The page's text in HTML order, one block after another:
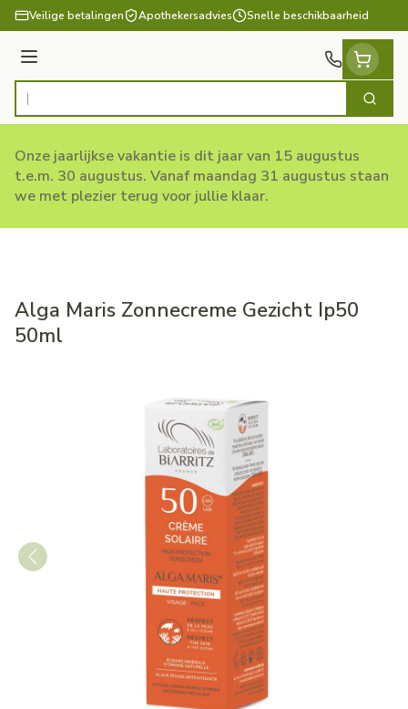
Ga naar de inhoud
Veilige betalingen Apothekersadvies Snelle beschikbaarheid
Menu
Product, merk, categorie... Zoek
Onze jaarlijkse vakantie is dit jaar van 15 augustus
t.e.m. 30 augustus. Vanaf maandag 31 augustus staan
we met plezier terug voor jullie klaar.
Alga Maris Zonnecreme Gezicht Ip50
50ml